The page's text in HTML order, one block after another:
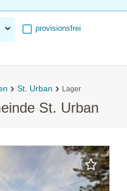
provisionsfrei
St. Urban Lager
St. Urban